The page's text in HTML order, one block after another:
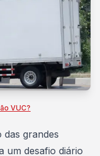
VUC?
das grandes
um desafio diário